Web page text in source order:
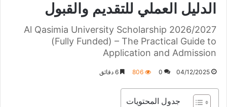
الدليل العملي للتقديم والقبول
Al Qasimia University Scholarship 2026/2027
(Fully Funded) – The Practical Guide to
Application and Admission
04/12/2025
0
806
جدول المحتويات